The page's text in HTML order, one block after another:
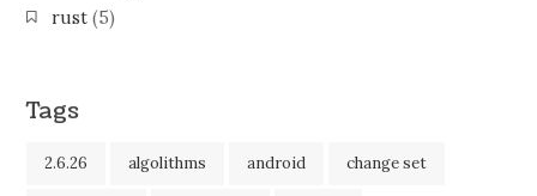
rust(5)
Tags
2.6.26 algolithms android change set